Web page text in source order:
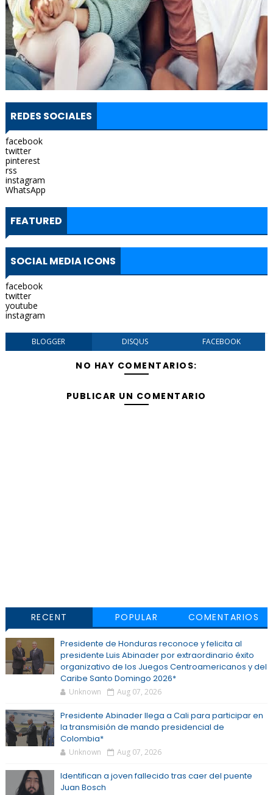
REDES SOCIALES
facebook
twitter
pinterest
rss
instagram
WhatsApp
FEATURED
SOCIAL MEDIA ICONS
facebook
twitter
youtube
instagram
BLOGGER DISQUS FACEBOOK
NO HAY COMENTARIOS:
PUBLICAR UN COMENTARIO
RECENT POPULAR COMENTARIOS
Presidente de Honduras reconoce y felicita al
presidente Luis Abinader por extraordinario éxito
organizativo de los Juegos Centroamericanos y del
Caribe Santo Domingo 2026*
Unknown Aug 07, 2026
Presidente Abinader llega a Cali para participar en
la transmisión de mando presidencial de
Colombia*
Unknown Aug 07, 2026
Identifican a joven fallecido tras caer del puente
Juan Bosch